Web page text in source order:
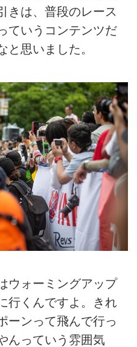
きは、普段のレース
ていうコンテンツだ
と思いました。
ウォーミングアップ
行くんですよ。きれ
ーンって飛んで行っ
んっていう雰囲気